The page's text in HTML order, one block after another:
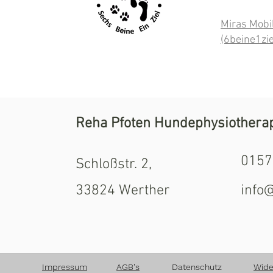
Miras
Schloßstr. 2,
33824 Werther
AGB's
Impressum Datenschutz
Reha Pfoten